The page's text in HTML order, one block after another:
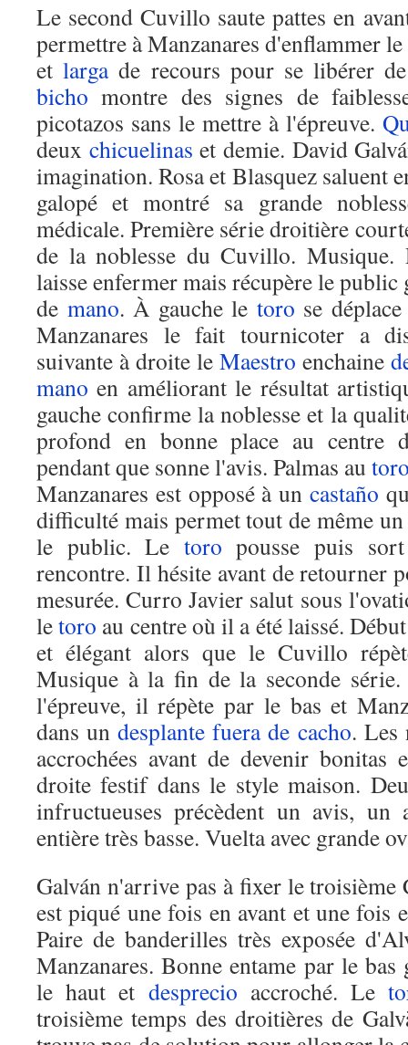
Le second Cuvillo saute pattes en
permettre à Manzanares d'enflammer
etlargade recours pour se libérer
bicho montre des signes de
picotazos sans le mettre à l'épreuve.
deux chicuelinas et demie. David
imagination. Rosa et Blasquez saluent
galopé et montré sa grande
médicale. Première série droitière
de la noblesse du Cuvillo. Musique.
laisse enfermer mais récupère le
de mano. À gauche le toro se
Manzanares le fait tournicoter a
suivante à droite le Maestro enchaine
mano en améliorant le résultat
gauche confirme la noblesse et la
profond en bonne place au centre
pendant que sonne l'avis. Palmas au
Manzanares est opposé à un castaño
difficulté mais permet tout de même
le public. Le toro pousse puis
rencontre. Il hésite avant de retourner
mesurée. Curro Javier salut sous
letoro au centre où il a été laissé.
et élégant alors que le Cuvillo
Musique à la fin de la seconde
l'épreuve, il répète par le bas et
dans undesplante fuera de cacho. Les
accrochées avant de devenir bonitas
droite festif dans le style maison.
infructueuses précèdent un avis,
entière très basse. Vuelta avec grande
Galván n'arrive pas à fixer le
est piqué une fois en avant et une fois
Paire de banderilles très exposée
Manzanares. Bonne entame par le
le haut et desprecio accroché. Le
troisième temps des droitières de